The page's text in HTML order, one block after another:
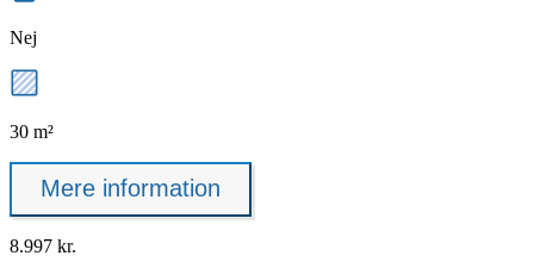
Nej
30 m²
Mere information
8.997 kr.